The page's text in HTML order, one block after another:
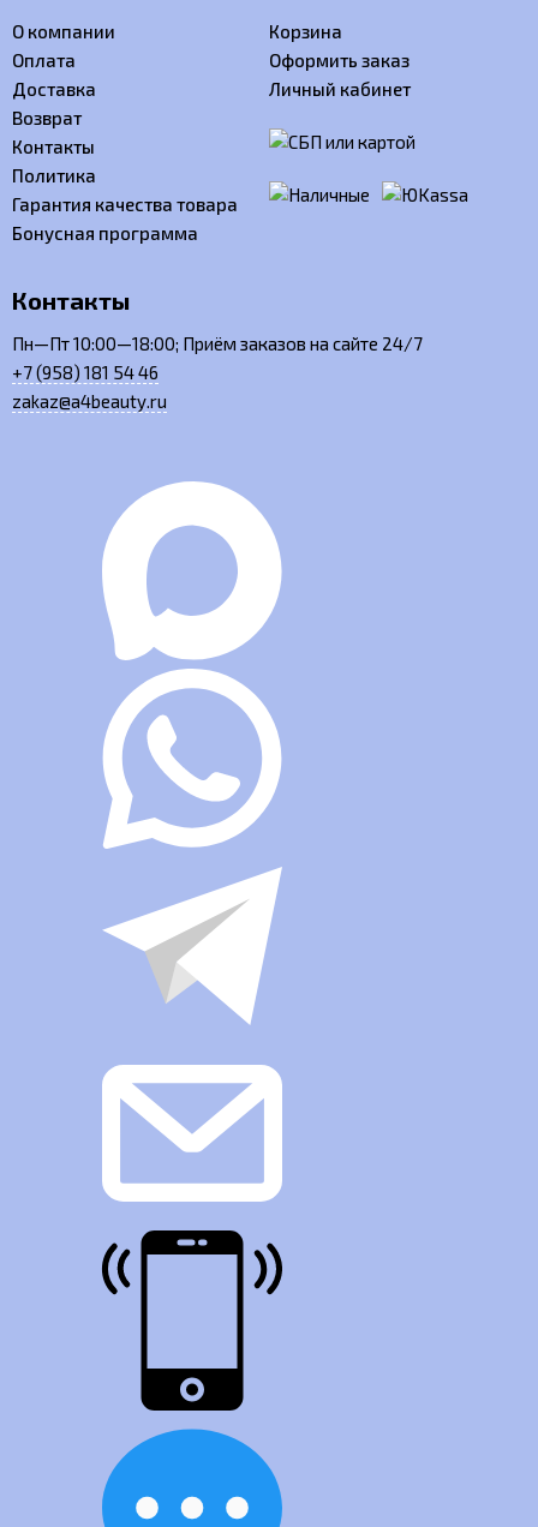
О компании
Оплата
Доставка
Возврат
Контакты
Политика
Гарантия качества товара
Бонусная программа
Корзина
Оформить заказ
Личный кабинет
Контакты
Пн—Пт 10:00—18:00; Приём заказов на сайте 24/7
+7 (958) 181 54 46
zakaz@a4beauty.ru